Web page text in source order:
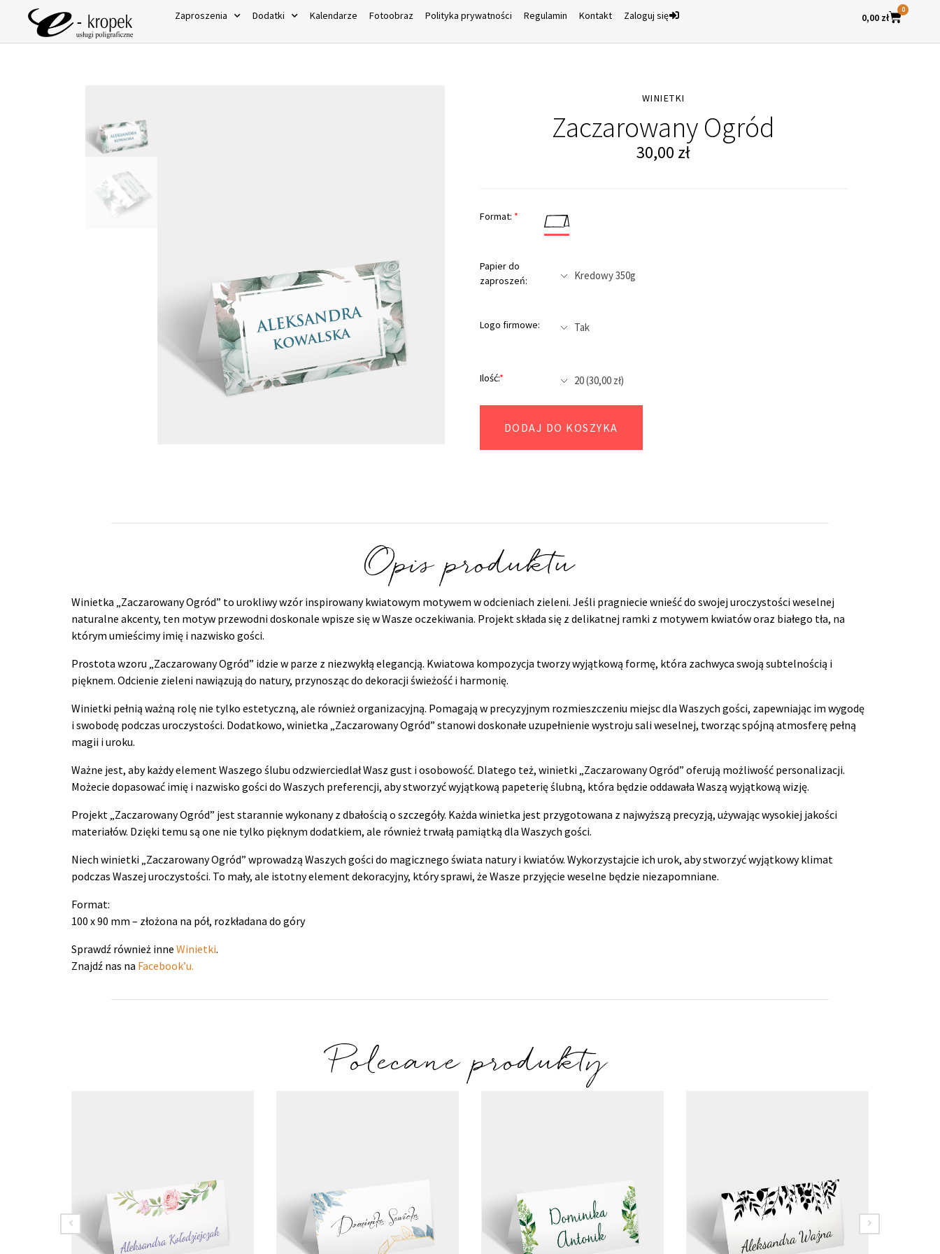
Zaproszenia Dodatki Kalendarze Fotoobraz Polityka prywatności Regulamin Kontakt Zaloguj się 0,00 zł
0
WINIETKI
Zaczarowany Ogród
30,00 zł
Format: *
Papier do
zaproszeń:
Logo firmowe:
Ilość:*
DODAJ DO KOSZYKA
Opis produktu
Winietka „Zaczarowany Ogród” to urokliwy wzór inspirowany kwiatowym motywem w odcieniach zieleni. Jeśli pragniecie wnieść do swojej uroczystości weselnej
naturalne akcenty, ten motyw przewodni doskonale wpisze się w Wasze oczekiwania. Projekt składa się z delikatnej ramki z motywem kwiatów oraz białego tła, na
którym umieścimy imię i nazwisko gości.
Prostota wzoru „Zaczarowany Ogród” idzie w parze z niezwykłą elegancją. Kwiatowa kompozycja tworzy wyjątkową formę, która zachwyca swoją subtelnością i
pięknem. Odcienie zieleni nawiązują do natury, przynosząc do dekoracji świeżość i harmonię.
Winietki pełnią ważną rolę nie tylko estetyczną, ale również organizacyjną. Pomagają w precyzyjnym rozmieszczeniu miejsc dla Waszych gości, zapewniając im wygodę
i swobodę podczas uroczystości. Dodatkowo, winietka „Zaczarowany Ogród” stanowi doskonałe uzupełnienie wystroju sali weselnej, tworząc spójną atmosferę pełną
magii i uroku.
Ważne jest, aby każdy element Waszego ślubu odzwierciedlał Wasz gust i osobowość. Dlatego też, winietki „Zaczarowany Ogród” oferują możliwość personalizacji.
Możecie dopasować imię i nazwisko gości do Waszych preferencji, aby stworzyć wyjątkową papeterię ślubną, która będzie oddawała Waszą wyjątkową wizję.
Projekt „Zaczarowany Ogród” jest starannie wykonany z dbałością o szczegóły. Każda winietka jest przygotowana z najwyższą precyzją, używając wysokiej jakości
materiałów. Dzięki temu są one nie tylko pięknym dodatkiem, ale również trwałą pamiątką dla Waszych gości.
Niech winietki „Zaczarowany Ogród” wprowadzą Waszych gości do magicznego świata natury i kwiatów. Wykorzystajcie ich urok, aby stworzyć wyjątkowy klimat
podczas Waszej uroczystości. To mały, ale istotny element dekoracyjny, który sprawi, że Wasze przyjęcie weselne będzie niezapomniane.
Format:
100 x 90 mm – złożona na pół, rozkładana do góry
Sprawdź również inne Winietki.
Znajdź nas na Facebook’u.
Polecane produkty